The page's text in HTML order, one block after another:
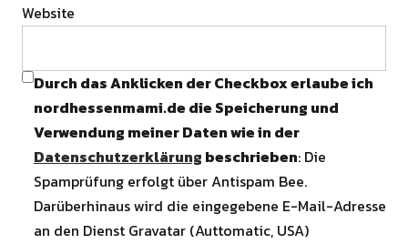
Website
Durch das Anklicken der Checkbox erlaube ich
nordhessenmami.de die Speicherung und
Verwendung meiner Daten wie in der
Datenschutzerklärung beschrieben: Die
Spamprüfung erfolgt über Antispam Bee.
Darüberhinaus wird die eingegebene E-Mail-Adresse
an den Dienst Gravatar (Auttomatic, USA)